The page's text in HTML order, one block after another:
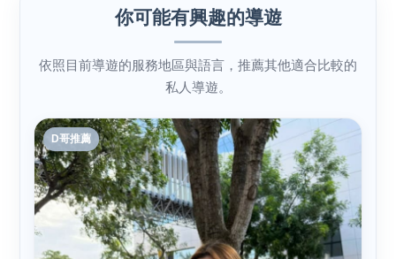
你可能有興趣的導遊
依照目前導遊的服務地區與語言，推薦其他適合比較的
私人導遊。
D哥推薦